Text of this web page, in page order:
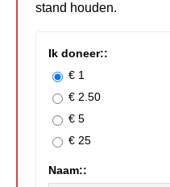
stand houden.
Ik doneer::
€ 1
€ 2.50
€ 5
€ 25
Naam::